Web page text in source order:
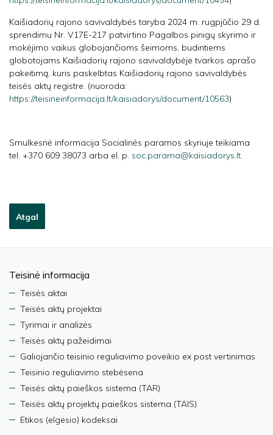
Kaišiadorių rajono savivaldybės taryba 2024 m. rugpjūčio 29 d.
sprendimu Nr. V17E-217 patvirtino Pagalbos pinigų skyrimo ir
mokėjimo vaikus globojančioms šeimoms, budintiems
globotojams Kaišiadorių rajono savivaldybėje tvarkos aprašo
pakeitimą, kuris paskelbtas Kaišiadorių rajono savivaldybės
teisės aktų registre. (nuoroda:
https://teisineinformacija.lt/kaisiadorys/document/10563)
Smulkesnė informacija Socialinės paramos skyriuje teikiama
tel. +370 609 38073 arba el. p. soc.parama@kaisiadorys.lt.
Atgal
Teisinė informacija
Teisės aktai
Teisės aktų projektai
Tyrimai ir analizės
Teisės aktų pažeidimai
Galiojančio teisinio reguliavimo poveikio ex post vertinimas
Teisinio reguliavimo stebėsena
Teisės aktų paieškos sistema (TAR)
Teisės aktų projektų paieškos sistema (TAIS)
Etikos (elgesio) kodeksai